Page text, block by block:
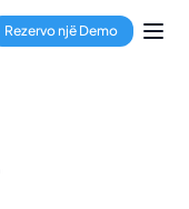
Rezervo një Demo